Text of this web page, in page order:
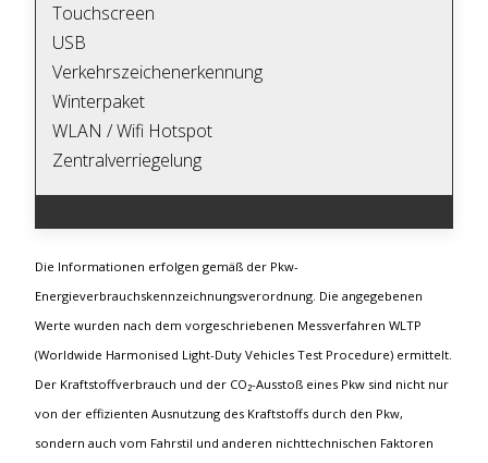
Touchscreen
USB
Verkehrszeichenerkennung
Winterpaket
WLAN / Wifi Hotspot
Zentralverriegelung
Die Informationen erfolgen gemäß der Pkw-
Energieverbrauchskennzeichnungsverordnung. Die angegebenen
Werte wurden nach dem vorgeschriebenen Messverfahren WLTP
(Worldwide Harmonised Light-Duty Vehicles Test Procedure) ermittelt.
Der Kraftstoffverbrauch und der CO₂-Ausstoß eines Pkw sind nicht nur
von der effizienten Ausnutzung des Kraftstoffs durch den Pkw,
sondern auch vom Fahrstil und anderen nichttechnischen Faktoren